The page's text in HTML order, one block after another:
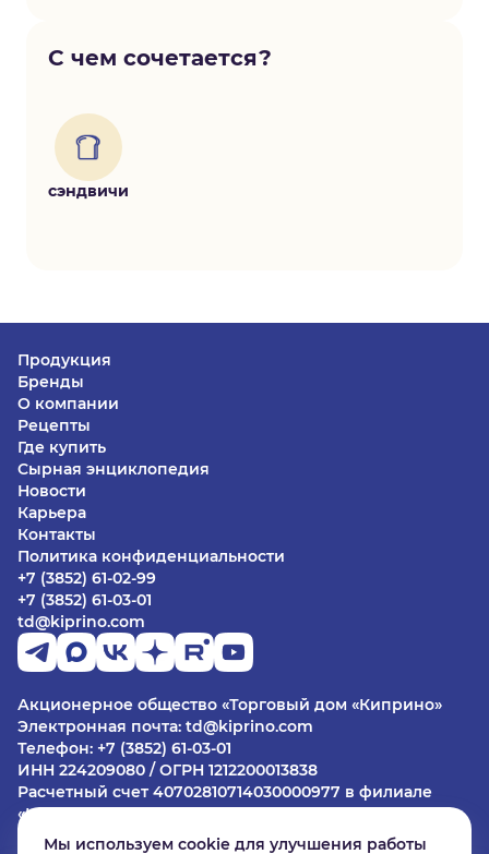
С чем сочетается?
сэндвичи
Продукция
Бренды
О компании
Рецепты
Где купить
Сырная энциклопедия
Новости
Карьера
Контакты
Политика конфиденциальности
+7 (3852) 61-02-99
+7 (3852) 61-03-01
td@kiprino.com
Акционерное общество «Торговый дом «Киприно»
Электронная почта: td@kiprino.com
Телефон: +7 (3852) 61-03-01
ИНН 224209080 / ОГРН 1212200013838
Расчетный счет 40702810714030000977 в филиале
«Центральный» Банка ВТБ (ПАО) в г. Москве
БИК 044525411
Мы используем cookie для улучшения работы